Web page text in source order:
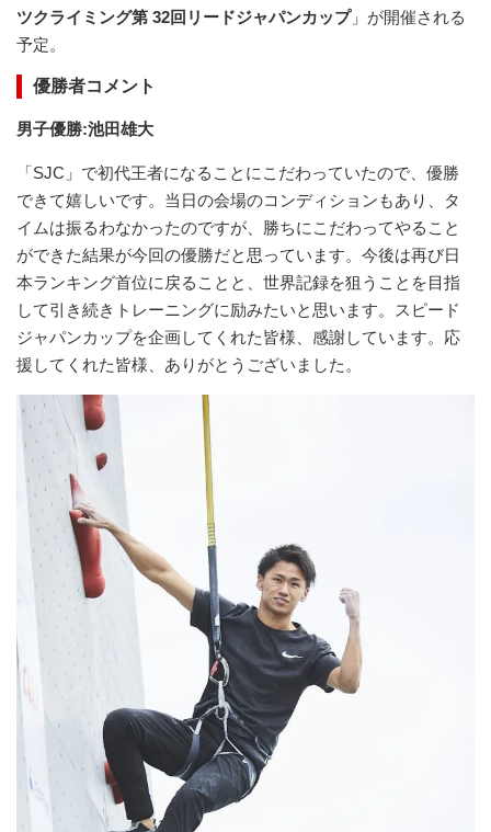
ツクライミング第 32回リードジャパンカップ」が開催される
予定。
優勝者コメント
男子優勝:池田雄大
「SJC」で初代王者になることにこだわっていたので、優勝
できて嬉しいです。当日の会場のコンディションもあり、タ
イムは振るわなかったのですが、勝ちにこだわってやること
ができた結果が今回の優勝だと思っています。今後は再び日
本ランキング首位に戻ることと、世界記録を狙うことを目指
して引き続きトレーニングに励みたいと思います。スピード
ジャパンカップを企画してくれた皆様、感謝しています。応
援してくれた皆様、ありがとうございました。